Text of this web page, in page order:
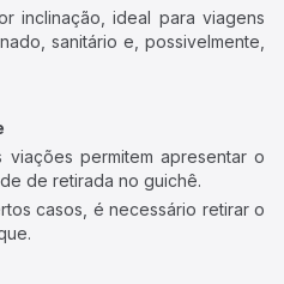
inclinação, ideal para viagens
sanitário e, possivelmente,
viações permitem apresentar o
de retirada no guichê.
casos, é necessário retirar o